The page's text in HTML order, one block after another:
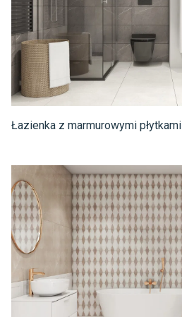
Łazienka z marmurowymi płytkami